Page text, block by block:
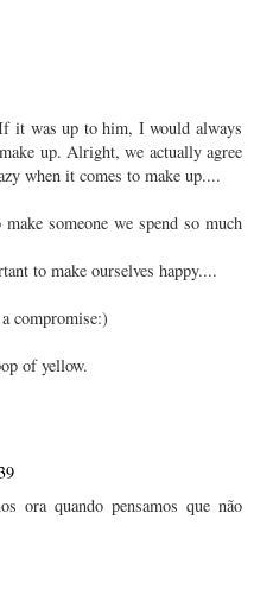
it was up to him, I would always
up. Alright, we actually agree
when it comes to make up....
someone we spend so much
to make ourselves happy....
compromise:)
of yellow.
ora quando pensamos que não